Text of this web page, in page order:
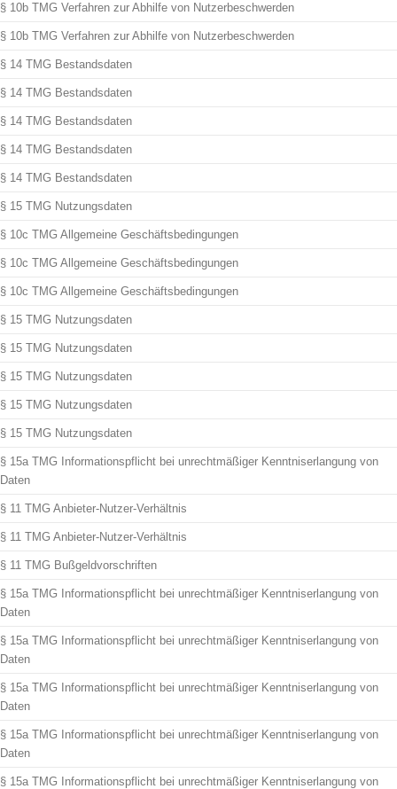
§ 10b TMG Verfahren zur Abhilfe von Nutzerbeschwerden
§ 10b TMG Verfahren zur Abhilfe von Nutzerbeschwerden
§ 14 TMG Bestandsdaten
§ 14 TMG Bestandsdaten
§ 14 TMG Bestandsdaten
§ 14 TMG Bestandsdaten
§ 14 TMG Bestandsdaten
§ 15 TMG Nutzungsdaten
§ 10c TMG Allgemeine Geschäftsbedingungen
§ 10c TMG Allgemeine Geschäftsbedingungen
§ 10c TMG Allgemeine Geschäftsbedingungen
§ 15 TMG Nutzungsdaten
§ 15 TMG Nutzungsdaten
§ 15 TMG Nutzungsdaten
§ 15 TMG Nutzungsdaten
§ 15 TMG Nutzungsdaten
§ 15a TMG Informationspflicht bei unrechtmäßiger Kenntniserlangung von
Daten
§ 11 TMG Anbieter-Nutzer-Verhältnis
§ 11 TMG Anbieter-Nutzer-Verhältnis
§ 11 TMG Bußgeldvorschriften
§ 15a TMG Informationspflicht bei unrechtmäßiger Kenntniserlangung von
Daten
§ 15a TMG Informationspflicht bei unrechtmäßiger Kenntniserlangung von
Daten
§ 15a TMG Informationspflicht bei unrechtmäßiger Kenntniserlangung von
Daten
§ 15a TMG Informationspflicht bei unrechtmäßiger Kenntniserlangung von
Daten
§ 15a TMG Informationspflicht bei unrechtmäßiger Kenntniserlangung von